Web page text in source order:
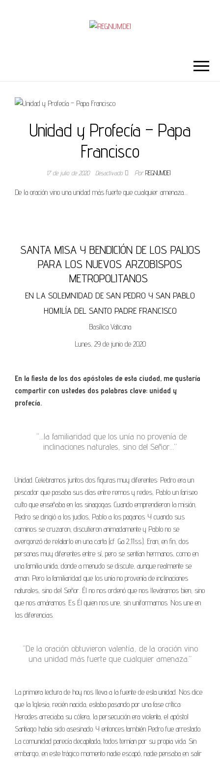
Unidad y Profecía – Papa
Francisco
17 de julio de 2020 Desactivado Por REGNUMDEI
De la oración vino una unidad más fuerte que cualquier amenaza…
SANTA MISA Y BENDICIÓN DE LOS PALIOS
PARA LOS NUEVOS ARZOBISPOS
METROPOLITANOS
EN LA SOLEMNIDAD DE SAN PEDRO Y SAN PABLO
HOMILÍA DEL SANTO PADRE FRANCISCO
Basílica Vaticana
Lunes, 29 de junio de 2020
En la fiesta de los dos apóstoles de esta ciudad, me gustaría
compartir con ustedes dos palabras clave: unidad y
profecía.
“…la familiaridad que los unía no provenía de
inclinaciones naturales, sino del Señor…”
Unidad. Celebramos juntos dos figuras muy diferentes: Pedro era un
pescador que pasaba sus días entre remos y redes, Pablo un fariseo
culto que enseñaba en las sinagogas. Cuando emprendieron la misión,
Pedro se dirigió a los judíos, Pablo a los paganos. Y cuando sus
caminos se cruzaron, discutieron animadamente y Pablo no se
avergonzó de relatarlo en una carta (cf. Ga 2,11ss.). Eran, en fin, dos
personas muy diferentes entre sí, pero se sentían hermanos, como en
una familia unida, donde a menudo se discute, aunque realmente se
aman. Pero la familiaridad que los unía no provenía de inclinaciones
naturales, sino del Señor. Él no nos ordenó que nos lleváramos bien, sino
que nos amáramos. Es Él quien nos une, sin uniformarnos. Nos une en
las diferencias.
“De la oración obtuvieron valentía, de la oración vino
una unidad más fuerte que cualquier amenaza.”
La primera lectura de hoy nos lleva a la fuente de esta unidad. Nos dice
que la Iglesia, recién nacida, estaba pasando por una fase crítica:
Herodes arreciaba su cólera, la persecución era violenta, el apóstol
Santiago había sido asesinado. Y entonces también Pedro fue arrestado.
La comunidad parecía decapitada, todos temían por su propia vida. Sin
embargo, en este trágico momento nadie escapó, nadie pensaba en salir